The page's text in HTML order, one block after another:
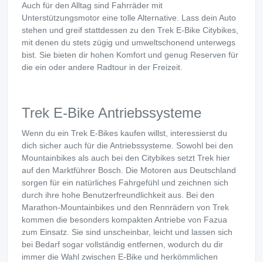
Auch für den Alltag sind Fahrräder mit
Unterstützungsmotor eine tolle Alternative. Lass dein Auto
stehen und greif stattdessen zu den Trek E-Bike Citybikes,
mit denen du stets zügig und umweltschonend unterwegs
bist. Sie bieten dir hohen Komfort und genug Reserven für
die ein oder andere Radtour in der Freizeit.
Trek E-Bike Antriebssysteme
Wenn du ein Trek E-Bikes kaufen willst, interessierst du
dich sicher auch für die Antriebssysteme. Sowohl bei den
Mountainbikes als auch bei den Citybikes setzt Trek hier
auf den Marktführer Bosch. Die Motoren aus Deutschland
sorgen für ein natürliches Fahrgefühl und zeichnen sich
durch ihre hohe Benutzerfreundlichkeit aus. Bei den
Marathon-Mountainbikes und den Rennrädern von Trek
kommen die besonders kompakten Antriebe von Fazua
zum Einsatz. Sie sind unscheinbar, leicht und lassen sich
bei Bedarf sogar vollständig entfernen, wodurch du dir
immer die Wahl zwischen E-Bike und herkömmlichen